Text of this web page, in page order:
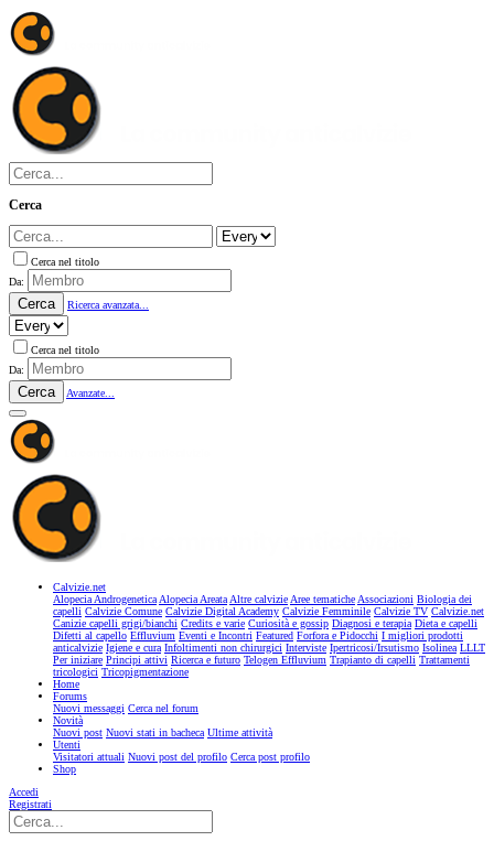
Cerca
Cerca nel titolo
Da:
Cerca Ricerca avanzata...
Cerca nel titolo
Da:
Cerca Avanzate...
Calvizie.net
Alopecia AndrogeneticaAlopecia AreataAltre calvizieAree tematicheAssociazioni Biologia dei
capelli Calvizie Comune Calvizie Digital Academy Calvizie Femminile Calvizie TV Calvizie.net
Canizie capelli grigi/bianchi Credits e varie Curiosità e gossip Diagnosi e terapia Dieta e capelli
Difetti al capello Effluvium Eventi e Incontri Featured Forfora e Pidocchi I migliori prodotti
anticalvizie Igiene e cura Infoltimenti non chirurgici Interviste Ipertricosi/Irsutismo Isolinea LLLT
Per iniziare Principi attivi Ricerca e futuro Telogen Effluvium Trapianto di capelli Trattamenti
tricologici Tricopigmentazione
Home
Forums
Nuovi messaggi Cerca nel forum
Novità
Nuovi post Nuovi stati in bacheca Ultime attività
Utenti
Visitatori attuali Nuovi post del profilo Cerca post profilo
Shop
Accedi
Registrati